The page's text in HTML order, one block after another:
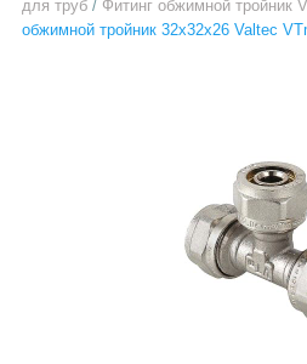
для труб / Фитинг обжимной тройник
обжимной тройник 32х32х26 Valtec